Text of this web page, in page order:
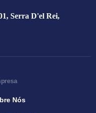
Serra D'el Rei,
Nós